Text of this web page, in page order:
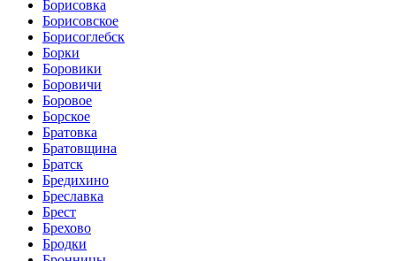
Борисовка
Борисовское
Борисоглебск
Борки
Боровики
Боровичи
Боровое
Борское
Братовка
Братовщина
Братск
Бредихино
Бреславка
Брест
Брехово
Бродки